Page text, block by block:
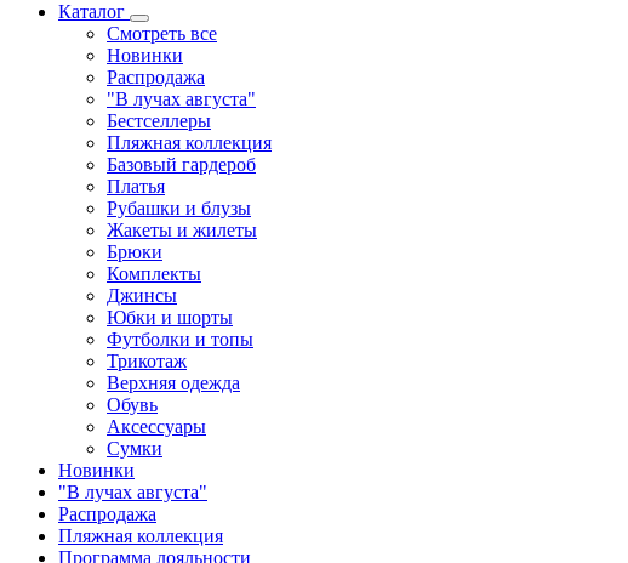
Каталог
Смотреть все
Новинки
Распродажа
"В лучах августа"
Бестселлеры
Пляжная коллекция
Базовый гардероб
Платья
Рубашки и блузы
Жакеты и жилеты
Брюки
Комплекты
Джинсы
Юбки и шорты
Футболки и топы
Трикотаж
Верхняя одежда
Обувь
Аксессуары
Сумки
Новинки
"В лучах августа"
Распродажа
Пляжная коллекция
Программа лояльности